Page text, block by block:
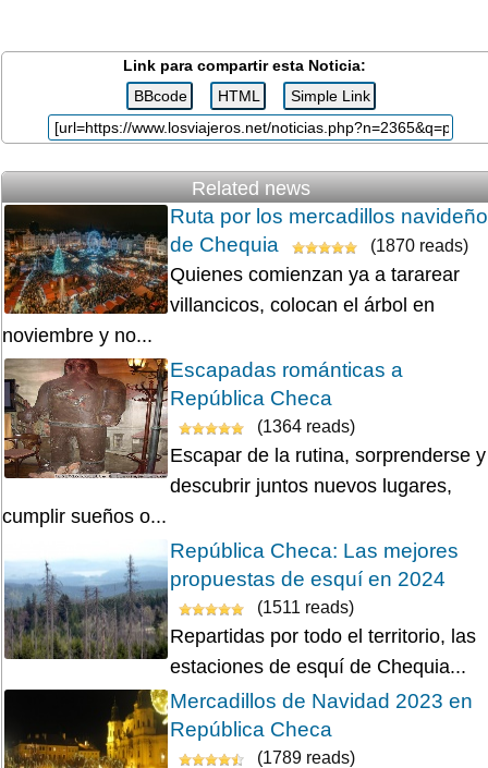
Link para compartir esta Noticia:
Related news
Ruta por los mercadillos
de Chequia
(1870 reads)
Quienes comienzan ya a tararear
villancicos, colocan el árbol en
noviembre y no...
Escapadas románticas a
República Checa
(1364 reads)
Escapar de la rutina, sorprenderse y
descubrir juntos nuevos lugares,
cumplir sueños o...
República Checa: Las mejores
propuestas de esquí en 2024
(1511 reads)
Repartidas por todo el territorio, las
estaciones de esquí de Chequia...
Mercadillos de Navidad 2023 en
República Checa
(1789 reads)